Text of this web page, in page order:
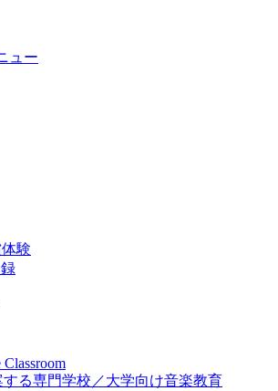
ュー
験
する専門学校／大学向け音楽教育